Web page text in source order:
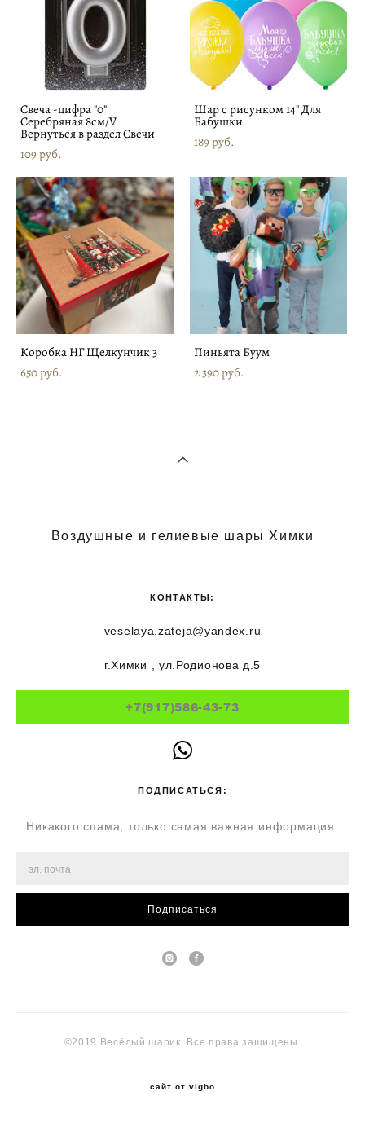
Свеча -цифра "0"
Серебряная 8см/V
Вернуться в раздел Свечи
109 pуб.
Шар с рисунком 14" Для
Бабушки
189 pуб.
Коробка НГ Щелкунчик 3
650 pуб.
Пиньята Буум
2 390 pуб.
Воздушные и гелиевые шары Химки
КОНТАКТЫ:
veselaya.zateja@yandex.ru
г.Химки , ул.Родионова д.5
+7(917)586-43-73
ПОДПИСАТЬСЯ:
Никакого спама, только самая важная информация.
Подписаться
©2019 Весёлый шарик. Все права защищены.
сайт от vigbo